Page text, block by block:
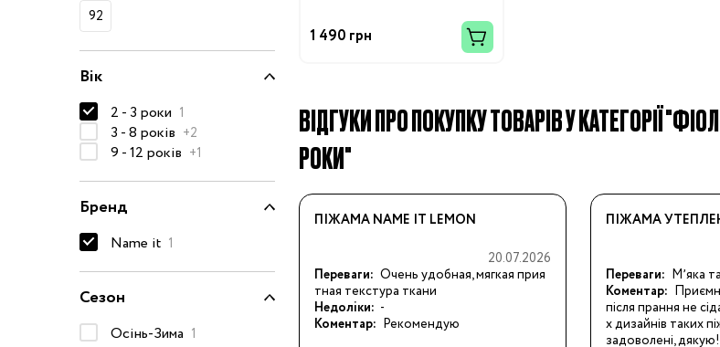
50-68 см
74-86 см
152-176 см
Черевики та
напівчеревики
92
Вік
2 - 3 роки 1
3 - 8 років +2
9 - 12 років +1
Бренд
Name it 1
Сезон
Осінь-Зима 1
1 490 грн
ВІДГУКИ ПРО ПОКУПКУ ТОВАРІВ У КАТЕГОРІЇ
РОКИ"
ПІЖАМА NAME IT LEMON
20.07.2026
Переваги: Очень удобная, мягкая прия
тная текстура ткани
Недоліки: -
Коментар: Рекомендую
ПІЖАМА
Переваги: Мʼяка
Коментар:
після прання не
х дизайнів таких
задоволені, дякую!